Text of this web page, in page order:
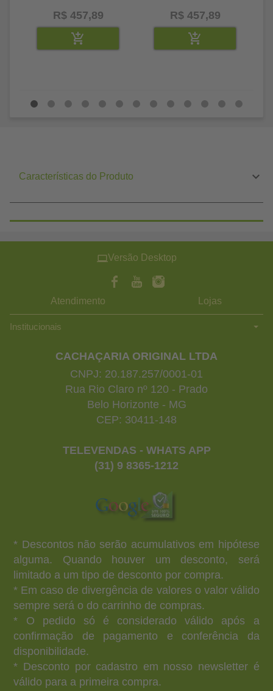
R$ 457,89 R$ 457,89
Características do Produto
Versão Desktop
Atendimento Lojas
Institucionais
CACHAÇARIA ORIGINAL LTDA
CNPJ: 20.187.257/0001-01
Rua Rio Claro nº 120 - Prado
Belo Horizonte - MG
CEP: 30411-148
TELEVENDAS - WHATS APP
(31) 9 8365-1212
* Descontos não serão acumulativos em hipótese
alguma. Quando houver um desconto, será
limitado a um tipo de desconto por compra.
* Em caso de divergência de valores o valor válido
sempre será o do carrinho de compras.
* O pedido só é considerado válido após a
confirmação de pagamento e conferência da
disponibilidade.
* Desconto por cadastro em nosso newsletter é
válido para a primeira compra.